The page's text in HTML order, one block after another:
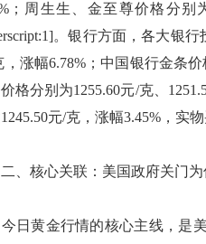
；周生生、金至尊价格分别
。银行方面，各大银
，涨幅6.78%；中国银行金条
格分别为1255.60元/克、
元/克，涨幅3.45%，实
核心关联：美国政府关门为
黄金行情的核心主线，是美